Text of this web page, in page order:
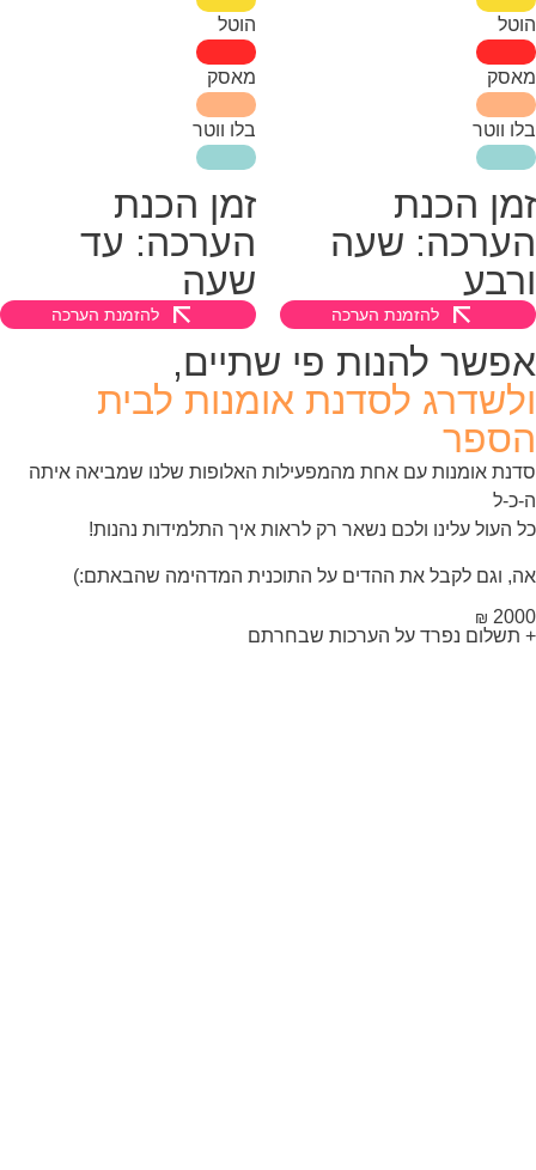
ווטר
הכנת
שעה
להזמנת הערכה
הוטל
מאסק
בלו ווטר
זמן הכנת
הערכה: עד
שעה
להזמנת הערכה
להנות פי שתיים,
לסדנת אומנות לבית
אומנות עם אחת מהמפעילות האלופות שלנו שמביאה איתה
כ-ל
העול עלינו ולכם נשאר רק לראות איך התלמידות נהנות!
וגם לקבל את ההדים על התוכנית המדהימה שהבאתם:)
₪
תשלום נפרד על הערכות שבחרתם